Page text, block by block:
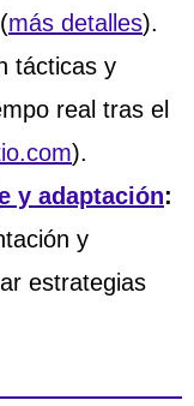
más detalles).
tácticas y
real tras el
).
y adaptación:
y
estrategias